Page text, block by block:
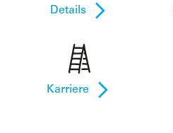
Details
Karriere